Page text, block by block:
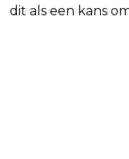
dit als een kans